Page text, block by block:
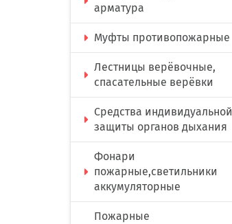
арматура
Муфты противопожарные
Лестницы верёвочные,
спасательные верёвки
Средства индивидуальной
защиты органов дыхания
Фонари
пожарные,светильники
аккумуляторные
Пожарные